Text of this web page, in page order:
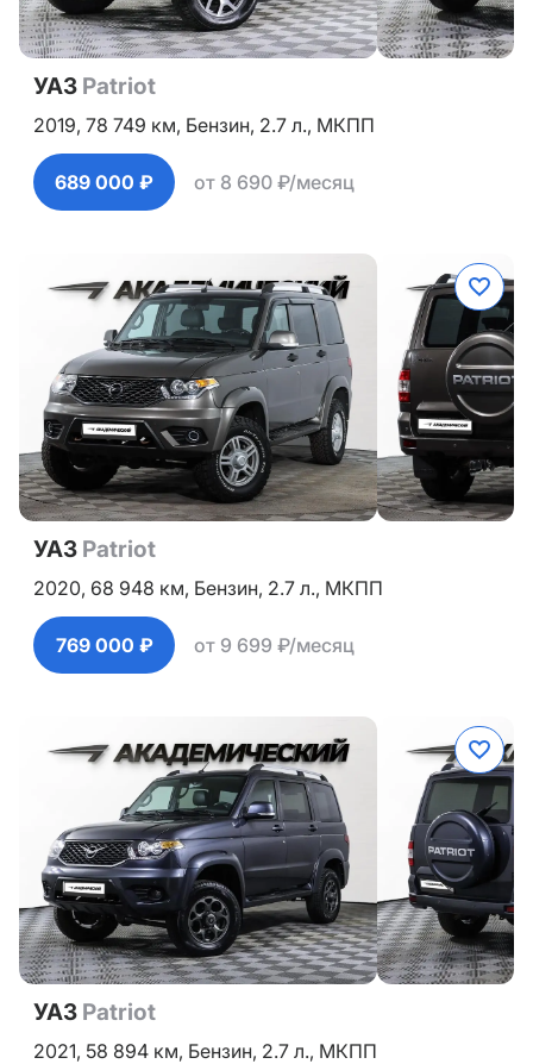
УАЗ Patriot
2019, 78 749 км, Бензин, 2.7 л., МКПП
689 000 ₽ от 8 690 ₽/месяц
УАЗ Patriot
2020, 68 948 км, Бензин, 2.7 л., МКПП
769 000 ₽ от 9 699 ₽/месяц
УАЗ Patriot
2021, 58 894 км, Бензин, 2.7 л., МКПП